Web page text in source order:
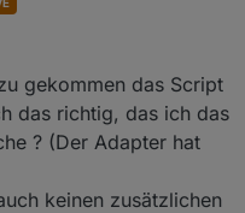
topic/29506/test-adapter-
eine erster entwurf - für
standard html-widget
schift) anpassbar
quelle (dpData) ist
ist als eigener
und im script
gekommen das Script
das richtig, das ich das
? (Der Adapter hat
keinen zusätzlichen